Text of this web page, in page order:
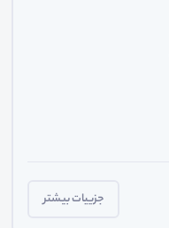
جزییات بیشتر